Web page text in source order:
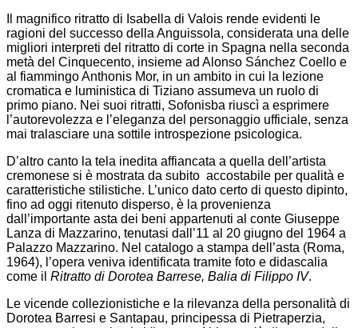
Il magnifico ritratto di Isabella di Valois rende evidenti le
ragioni del successo della Anguissola, considerata una delle
migliori interpreti del ritratto di corte in Spagna nella seconda
metà del Cinquecento, insieme ad Alonso Sánchez Coello e
al fiammingo Anthonis Mor, in un ambito in cui la lezione
cromatica e luministica di Tiziano assumeva un ruolo di
primo piano. Nei suoi ritratti, Sofonisba riuscì a esprimere
l’autorevolezza e l’eleganza del personaggio ufficiale, senza
mai tralasciare una sottile introspezione psicologica.
D’altro canto la tela inedita affiancata a quella dell’artista
cremonese si è mostrata da subito accostabile per qualità e
caratteristiche stilistiche. L’unico dato certo di questo dipinto,
fino ad oggi ritenuto disperso, è la provenienza
dall’importante asta dei beni appartenuti al conte Giuseppe
Lanza di Mazzarino, tenutasi dall’11 al 20 giugno del 1964 a
Palazzo Mazzarino. Nel catalogo a stampa dell’asta (Roma,
1964), l’opera veniva identificata tramite foto e didascalia
come il Ritratto di Dorotea Barrese, Balia di Filippo IV.
Le vicende collezionistiche e la rilevanza della personalità di
Dorotea Barresi e Santapau, principessa di Pietraperzia,